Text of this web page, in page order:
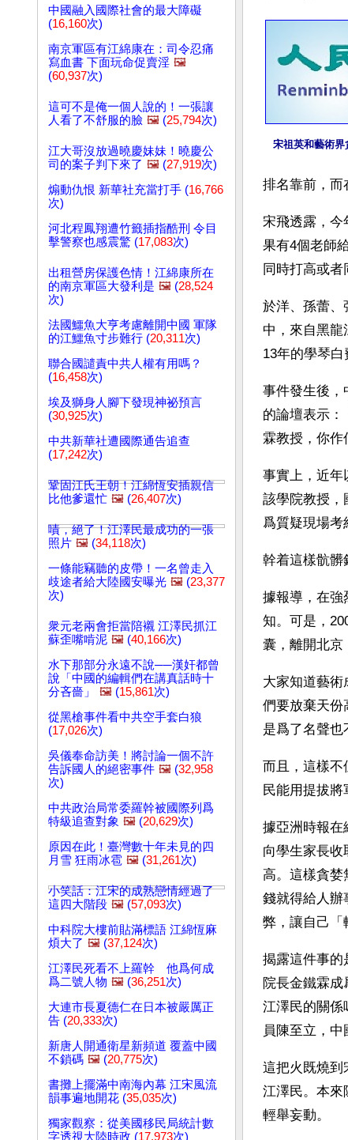
中國融入國際社會的最大障礙
(16,160次)
南京軍區有江綿康在：司令忍痛
寫血書 下面玩命促賣淫 🖼️
(60,937次)
這可不是俺一個人說的！一張讓
人看了不舒服的臉 🖼️ (25,794次)
江大哥沒放過曉慶妹妹！曉慶公
司的案子判下來了 🖼️ (27,919次)
煽動仇恨 新華社充當打手 (16,766
次)
河北程鳳翔遭竹籤插指酷刑 令目
擊警察也感震驚 (17,083次)
出租營房保護色情！江綿康所在
的南京軍區大發利是 🖼️ (28,524
次)
法國鱷魚大亨考慮離開中國 軍隊
的江鱷魚寸步難行 (20,311次)
聯合國譴責中共人權有用嗎？
(16,458次)
埃及獅身人腳下發現神祕預言
(30,925次)
中共新華社遭國際通告追查
(17,242次)
鞏固江氏王朝！江綿恆安插親信
比他爹還忙 🖼️ (26,407次)
嘖，絕了！江澤民最成功的一張
照片 🖼️ (34,118次)
一條能竊聽的皮帶！一名曾走入
歧途者給大陸國安曝光 🖼️ (23,377
次)
衆元老兩會拒當陪襯 江澤民抓江
蘇歪嘴啃泥 🖼️ (40,166次)
水下那部分永遠不說──漢奸都曾
說「中國的編輯們在講真話時十
分吝嗇」
🖼️ (15,861次)
從黑槍事件看中共空手套白狼
(17,026次)
吳儀奉命訪美！將討論一個不許
告訴國人的絕密事件 🖼️ (32,958
次)
中共政治局常委羅幹被國際列爲
特級追查對象 🖼️ (20,629次)
原因在此！臺灣數十年未見的四
月雪 狂雨冰雹 🖼️ (31,261次)
小笑話：江宋的成熟戀情經過了
這四大階段 🖼️ (57,093次)
中科院大樓前貼滿標語 江綿恆麻
煩大了 🖼️ (37,124次)
江澤民死看不上羅幹 他爲何成
爲二號人物 🖼️ (36,251次)
大連市長夏德仁在日本被嚴厲正
告 (20,333次)
新唐人開通衛星新頻道 覆蓋中國
不鎖碼 🖼️ (20,775次)
書攤上擺滿中南海內幕 江宋風流
韻事遍地開花 (35,035次)
獨家觀察：從美國移民局統計數
字透視大陸時政 (17,973次)
宋祖英和藝術
排名靠前，而
宋飛透露，今
果有4個老師
同時打高或者
於洋、孫蕾、
中，來自黑
13年的學琴白
事件發生後，
的論壇表示
霖教授，你作
事實上，近年
該學院教授，
爲質疑現場考
幹着這樣骯髒
據報導，在強
知。可是，
囊，離開北京
大家知道藝
們要放棄天份
是爲了名聲也
而且，這樣不
民能用提拔將
據亞洲時報在
向學生家長收
高。這樣貪婪
錢就得給人辦
弊，讓自己「
揭露這件事的
院長金鐵霖
江澤民的關係
員陳至立，中
這把火既燒到
江澤民。本來
輕舉妄動。